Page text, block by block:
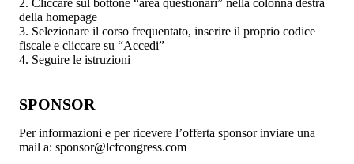
della homepage
3. Selezionare il corso frequentato, inserire il proprio codice
fiscale e cliccare su “Accedi”
4. Seguire le istruzioni
SPONSOR
Per informazioni e per ricevere l’offerta sponsor inviare una
mail a: sponsor@lcfcongress.com